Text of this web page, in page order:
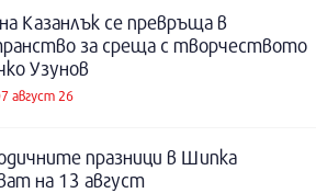
Казанлък се превръща в
за среща с творчеството
Узунов
август 26
празници в Шипка
на 13 август